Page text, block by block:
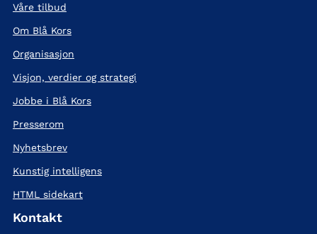
Våre tilbud
Om Blå Kors
Organisasjon
Visjon, verdier og strategi
Jobbe i Blå Kors
Presserom
Nyhetsbrev
Kunstig intelligens
HTML sidekart
Kontakt